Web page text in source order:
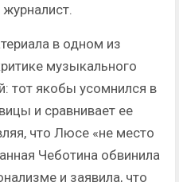
журналист.
в одном из
музыкального
тот якобы усомнился в
и сравнивает ее
что Люсе «не место
Чеботина обвинила
и заявила, что